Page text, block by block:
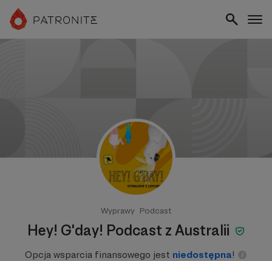
Wyprawy Podcast
Hey! G'day! Podcast z Australii
Opcja wsparcia finansowego jest niedostępna!